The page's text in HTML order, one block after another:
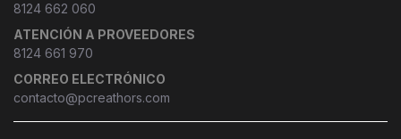
8124 662 060
ATENCIÓN A PROVEEDORES
8124 661 970
CORREO ELECTRÓNICO
contacto@pcreathors.com